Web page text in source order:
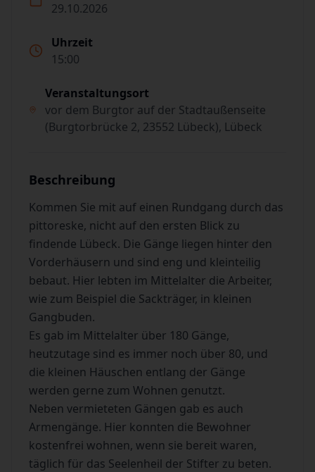
29.10.2026
Uhrzeit
15:00
Veranstaltungsort
vor dem Burgtor auf der Stadtaußenseite
(Burgtorbrücke 2, 23552 Lübeck), Lübeck
Beschreibung
Kommen Sie mit auf einen Rundgang durch das
pittoreske, nicht auf den ersten Blick zu
findende Lübeck. Die Gänge liegen hinter den
Vorderhäusern und sind eng und kleinteilig
bebaut. Hier lebten im Mittelalter die Arbeiter,
wie zum Beispiel die Sackträger, in kleinen
Gangbuden.
Es gab im Mittelalter über 180 Gänge,
heutzutage sind es immer noch über 80, und
die kleinen Häuschen entlang der Gänge
werden gerne zum Wohnen genutzt.
Neben vermieteten Gängen gab es auch
Armengänge. Hier konnten die Bewohner
kostenfrei wohnen, wenn sie bereit waren,
täglich für das Seelenheil der Stifter zu beten.